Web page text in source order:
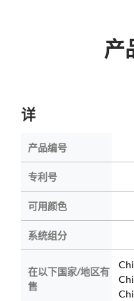
产
详
产品编号
专利号
可用颜色
系统组分
在以下国家/地区有
售